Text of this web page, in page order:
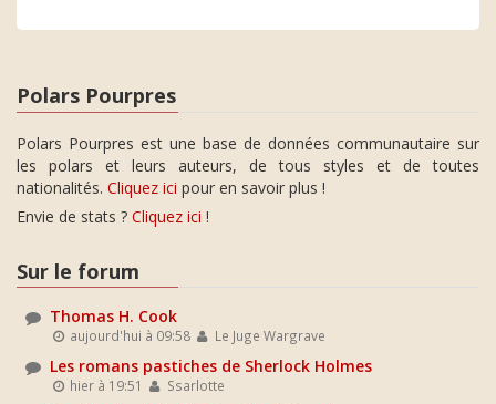
Polars Pourpres
Polars Pourpres est une base de données communautaire sur
les polars et leurs auteurs, de tous styles et de toutes
nationalités. Cliquez ici pour en savoir plus !
Envie de stats ? Cliquez ici !
Sur le forum
Thomas H. Cook
aujourd'hui à 09:58 Le Juge Wargrave
Les romans pastiches de Sherlock Holmes
hier à 19:51 Ssarlotte